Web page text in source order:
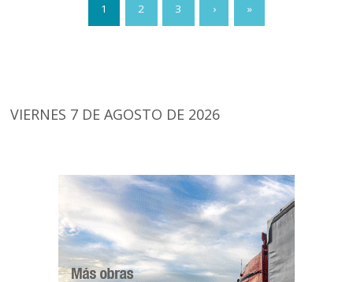
1 2 3 › »
VIERNES 7 DE AGOSTO DE 2026